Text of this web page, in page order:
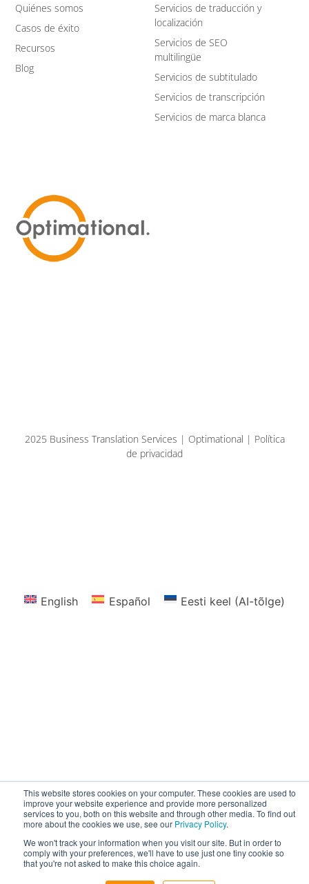
This website stores cookies on your computer. These cookies are used to
improve your website experience and provide more personalized
services to you, both on this website and through other media. To find out
more about the cookies we use, see our Privacy Policy.
We won't track your information when you visit our site. But in order to
comply with your preferences, we'll have to use just one tiny cookie so
that you're not asked to make this choice again.
Servicios de traducción y
localización
Servicios de SEO
multilingüe
Servicios de subtitulado
Servicios de transcripción
Servicios de marca blanca
Quiénes somos
Casos de éxito
Recursos
Blog
2025 Business Translation Services | Optimational | Política
de privacidad
English Español Eesti keel (AI-tõlge)